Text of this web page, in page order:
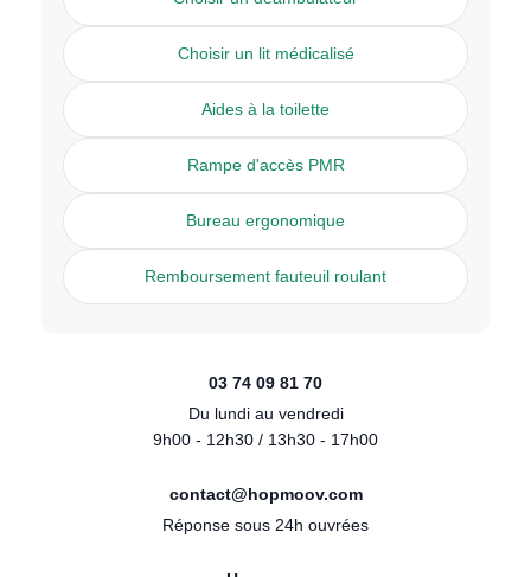
Choisir un lit médicalisé
Aides à la toilette
Rampe d'accès PMR
Bureau ergonomique
Remboursement fauteuil roulant
03 74 09 81 70
Du lundi au vendredi
9h00 - 12h30 / 13h30 - 17h00
contact@hopmoov.com
Réponse sous 24h ouvrées